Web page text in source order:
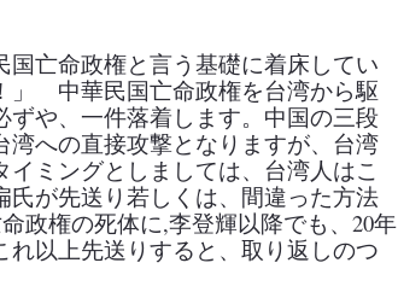
亡命政権と言う基礎に着床してい
」 中華民国亡命政権を台湾から駆
や、一件落着します。中国の三段
への直接攻撃となりますが、台湾
ミングとしましては、台湾人はこ
が先送り若しくは、間違った方法
政権の死体に,李登輝以降でも、 20年
以上先送りすると、取り返しのつ